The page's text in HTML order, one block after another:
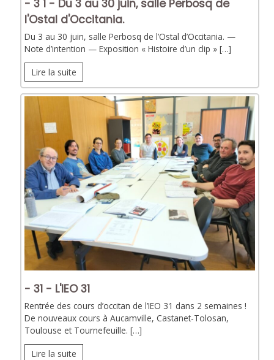
- 3 1 - Du 3 au 30 juin, salle Perbosq de
l'Ostal d'Occitania.
Du 3 au 30 juin, salle Perbosq de l’Ostal d’Occitania. —
Note d’intention — Exposition « Histoire d’un clip » […]
Lire la suite
- 31 - L'IEO 31
Rentrée des cours d’occitan de l’IEO 31 dans 2 semaines !
De nouveaux cours à Aucamville, Castanet-Tolosan,
Toulouse et Tournefeuille. […]
Lire la suite